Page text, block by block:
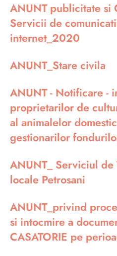
ANUNT publicitate si
Servicii de
internet_2020
ANUNT_Stare civila
ANUNT - Notificare -
proprietarilor de
al animalelor
gestionarilor
ANUNT_ Serviciul de
locale Petrosani
ANUNT_privind
si intocmire a
CASATORIE pe